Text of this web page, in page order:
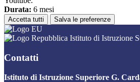
Durata: 6 mesi
Accetta tutti Salva le preferenze
Istituto di Istruzione
Contatti
Istituto di Istruzione Superiore G.